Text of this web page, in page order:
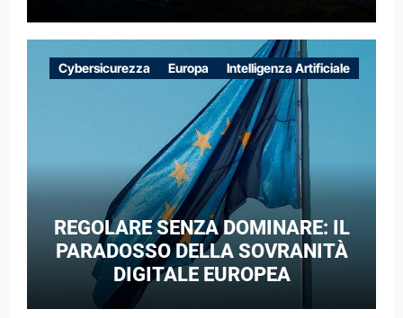
CASO DELLE RETI ELETTRICHE
EUROPEE NEL CONTESTO DELLA
GUERRA IBRIDA
Cybersicurezza Europa Intelligenza Artificiale
REGOLARE SENZA DOMINARE: IL
PARADOSSO DELLA SOVRANITÀ
DIGITALE EUROPEA